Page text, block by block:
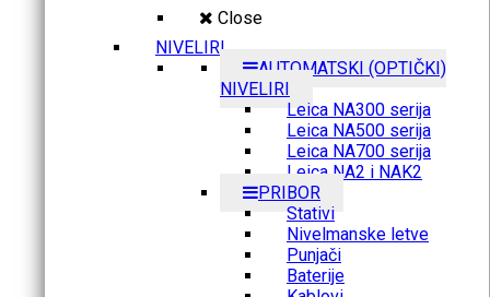
Close
NIVELIRI
AUTOMATSKI (OPTIČKI)
NIVELIRI
Leica NA300 serija
Leica NA500 serija
Leica NA700 serija
Leica NA2 i NAK2
PRIBOR
Stativi
Nivelmanske letve
Punjači
Baterije